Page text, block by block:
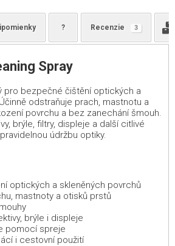
? Recenzie 3
Spray
pro bezpečné čištění optických a
odstraňuje prach, mastnotu a
povrchu a bez zanechání šmouh.
brýle, filtry, displeje a další citlivé
údržbu optiky.
optických a skleněných povrchů
mastnoty a otisků prstů
brýle i displeje
pomocí spreje
i cestovní použití